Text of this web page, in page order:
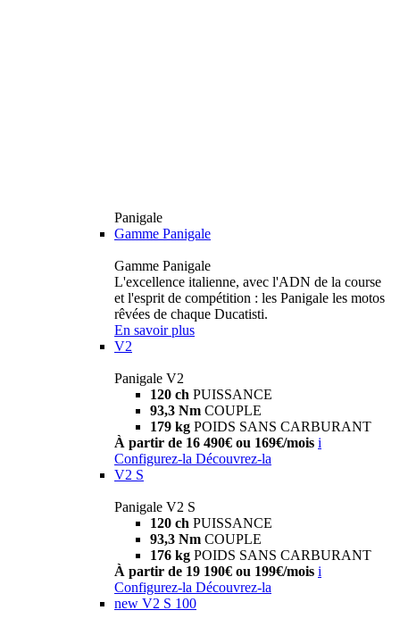
Panigale
Gamme Panigale
Gamme Panigale
L'excellence italienne, avec l'ADN de la course
et l'esprit de compétition : les Panigale les motos
rêvées de chaque Ducatisti.
En savoir plus
V2
Panigale V2
120 ch PUISSANCE
93,3 Nm COUPLE
179 kg POIDS SANS CARBURANT
À partir de 16 490€ ou 169€/mois i
Configurez-la Découvrez-la
V2 S
Panigale V2 S
120 ch PUISSANCE
93,3 Nm COUPLE
176 kg POIDS SANS CARBURANT
À partir de 19 190€ ou 199€/mois i
Configurez-la Découvrez-la
new V2 S 100